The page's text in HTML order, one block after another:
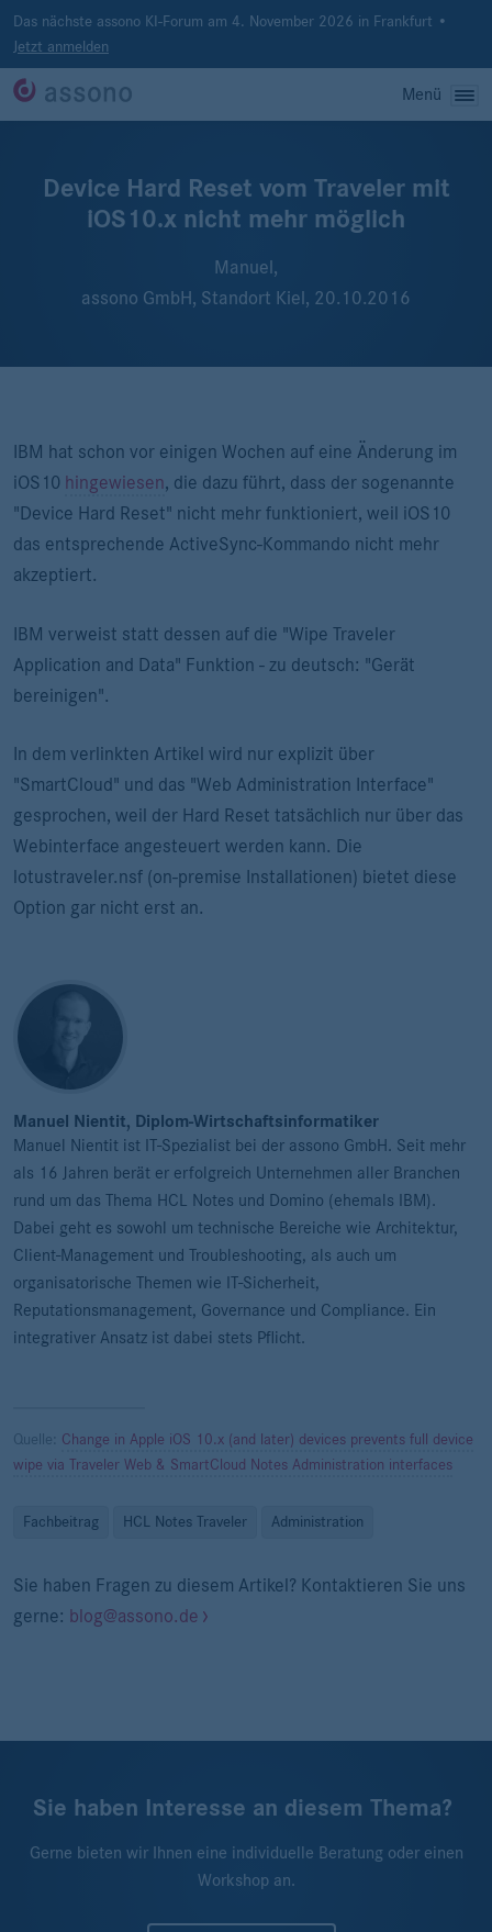
Das nächste assono KI-Forum am 4. November 2026 in Frankfurt •
Jetzt anmelden
Menü
Device Hard Reset vom Traveler mit
iOS10.x nicht mehr möglich
Manuel,
assono GmbH, Standort Kiel, 20.10.2016
IBM hat schon vor einigen Wochen auf eine Änderung im
iOS10 hingewiesen, die dazu führt, dass der sogenannte
"Device Hard Reset" nicht mehr funktioniert, weil iOS10
das entsprechende ActiveSync-Kommando nicht mehr
akzeptiert.
IBM verweist statt dessen auf die "Wipe Traveler
Application and Data" Funktion - zu deutsch: "Gerät
bereinigen".
In dem verlinkten Artikel wird nur explizit über
"SmartCloud" und das "Web Administration Interface"
gesprochen, weil der Hard Reset tatsächlich nur über das
Webinterface angesteuert werden kann. Die
lotustraveler.nsf (on-premise Installationen) bietet diese
Option gar nicht erst an.
Manuel Nientit, Diplom-Wirtschaftsinformatiker
Manuel Nientit ist IT-Spezialist bei der assono GmbH. Seit mehr
als 16 Jahren berät er erfolgreich Unternehmen aller Branchen
rund um das Thema HCL Notes und Domino (ehemals IBM).
Dabei geht es sowohl um technische Bereiche wie Architektur,
Client-Management und Troubleshooting, als auch um
organisatorische Themen wie IT-Sicherheit,
Reputationsmanagement, Governance und Compliance. Ein
integrativer Ansatz ist dabei stets Pflicht.
Quelle: Change in Apple iOS 10.x (and later) devices prevents full device
wipe via Traveler Web & SmartCloud Notes Administration interfaces
Fachbeitrag HCL Notes Traveler Administration
Sie haben Fragen zu diesem Artikel? Kontaktieren Sie uns
gerne: blog@assono.de
Sie haben Interesse an diesem Thema?
Gerne bieten wir Ihnen eine individuelle Beratung oder einen
Workshop an.